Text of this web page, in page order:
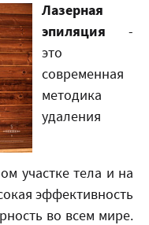
Лазерная
эпиляция -
это
современная
методика
удаления
участке тела и на
эффективность
во всем мире.